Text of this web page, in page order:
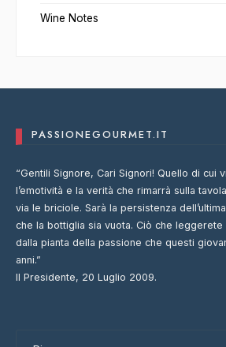
Wine Notes
PASSIONEGOURMET.IT
“Gentili Signore, Cari Signori! Quello di cui
l’emotività e la verità che rimarrà sulla
via le briciole. Sarà la persistenza
che la bottiglia sia vuota. Ciò che
dalla pianta della passione che questi
anni.”
Il Presidente, 20 Luglio 2009.